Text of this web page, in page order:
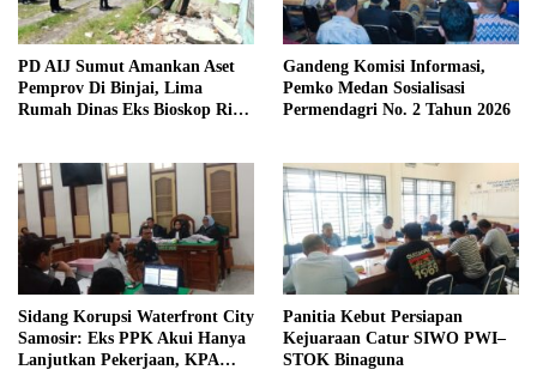
PD AIJ Sumut Amankan Aset
Pemprov Di Binjai, Lima
Rumah Dinas Eks Bioskop Ria
Gandeng Komisi Informasi,
Pemko Medan Sosialisasi
Permendagri No. 2 Tahun 2026
Sidang Korupsi Waterfront City
Samosir: Eks PPK Akui Hanya
Lanjutkan Pekerjaan, KPA
Panitia Kebut Persiapan
Kejuaraan Catur SIWO PWI–
STOK Binaguna